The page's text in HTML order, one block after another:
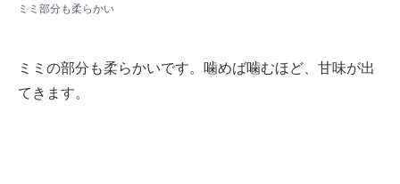
ミミ部分も柔らかい
ミミの部分も柔らかいです。噛めば噛むほど、甘味が出
てきます。